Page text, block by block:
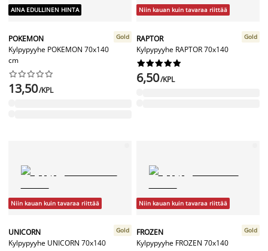
AINA EDULLINEN HINTA
POKEMON
Kylpypyyhe POKEMON 70x140
cm
Gold






13,50/KPL
Niin kauan kuin tavaraa riittää
RAPTOR
Kylpypyyhe RAPTOR 70x140
Gold






6,50/KPL
Niin kauan kuin tavaraa riittää
UNICORN
Kylpypyyhe UNICORN 70x140
Gold
Niin kauan kuin tavaraa riittää
FROZEN
Kylpypyyhe FROZEN 70x140
Gold